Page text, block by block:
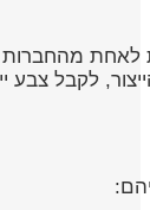
הנחשבת לאחת
לקבל צבע